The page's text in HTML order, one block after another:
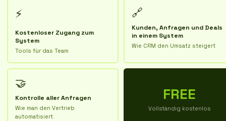
⚡
Kostenloser Zugang zum
System
Tools für das Team
🔗
Kunden, Anfragen und Deals
in einem System
Wie CRM den Umsatz steigert
🤝
Kontrolle aller Anfragen
Wie man den Vertrieb
automatisiert
FREE
Vollständig kostenlos